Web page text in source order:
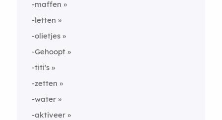
-maffen
-letten
-olietjes
-Gehoopt
-titi's
-zetten
-water
-aktiveer